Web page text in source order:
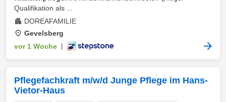
Qualifikation als ...
DOREAFAMILIE
Gevelsberg
vor 1 Woche
Pflegefachkraft m/w/d Junge Pflege im Hans-
Vietor-Haus